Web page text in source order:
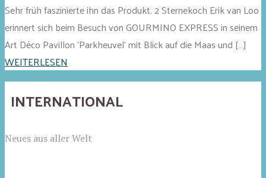
Sehr früh faszinierte ihn das Produkt. 2 Sternekoch Erik van Loo
erinnert sich beim Besuch von GOURMINO EXPRESS in seinem
Art Déco Pavillon 'Parkheuvel' mit Blick auf die Maas und […]
WEITERLESEN
INTERNATIONAL
Neues aus aller Welt